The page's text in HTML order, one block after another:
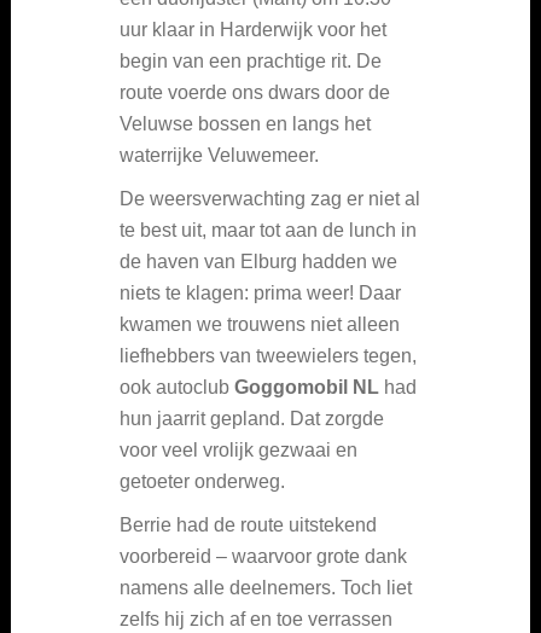
uur klaar in Harderwijk voor het
begin van een prachtige rit. De
route voerde ons dwars door de
Veluwse bossen en langs het
waterrijke Veluwemeer.
De weersverwachting zag er niet al
te best uit, maar tot aan de lunch in
de haven van Elburg hadden we
niets te klagen: prima weer! Daar
kwamen we trouwens niet alleen
liefhebbers van tweewielers tegen,
ook autoclub Goggomobil NL had
hun jaarrit gepland. Dat zorgde
voor veel vrolijk gezwaai en
getoeter onderweg.
Berrie had de route uitstekend
voorbereid – waarvoor grote dank
namens alle deelnemers. Toch liet
zelfs hij zich af en toe verrassen